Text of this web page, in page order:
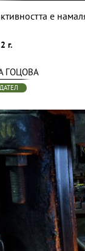
е
г.
ГОЦОВА